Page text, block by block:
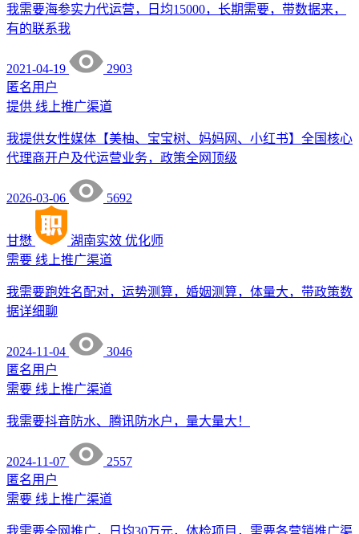
我需要海参实力代运营，日均15000，长期需要，带数据来，
有的联系我
2021-04-19
2903
匿名用户
提供 线上推广渠道
我提供女性媒体【美柚、宝宝树、妈妈网、小红书】全国核心
代理商开户及代运营业务，政策全网顶级
2026-03-06 5692
甘懋 湖南实效 优化师
需要 线上推广渠道
我需要跑姓名配对，运势测算，婚姻测算，体量大，带政策数
据详细聊
2024-11-04
3046
匿名用户
需要 线上推广渠道
我需要抖音防水、腾讯防水户，量大量大！
2024-11-07
2557
匿名用户
需要 线上推广渠道